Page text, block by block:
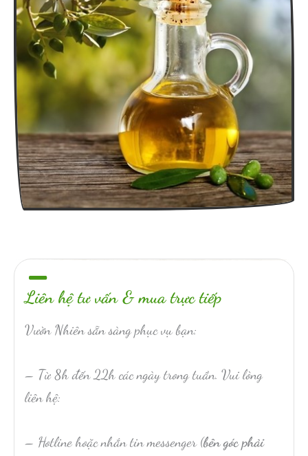
Liên hệ tư vấn & mua trực tiếp
Vườn Nhiên sẵn sàng phục vụ bạn:
– Từ 8h đến 22h các ngày trong tuần. Vui lòng
liên hệ:
– Hotline hoặc nhắn tin messenger (bên góc phải